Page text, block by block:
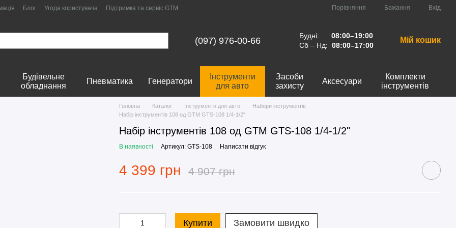
Блог Угода користувача Підтримка та сервіс GTM Порівняння Бажання Вхід
(097) 976-00-66 Будні:
08:00–19:00
Сб – Нд: 08:00–17:00
Мій кошик
Будівельне
обладнання
Пневматика Генератори
Інструменти
для авто
Засоби
захисту
Аксесуари
Комплекти
інструментів
Головна Каталог Інструменти для авто
Набори інструментів
Набір інструментів 108 од GTM GTS-108 1/4-1/2"
Набір інструментів 108 од GTM GTS-108 1/4-1/2"
В наявності Артикул: GTS-108 Написати відгук
4 399 грн 4 907 грн
Купити Замовити швидко